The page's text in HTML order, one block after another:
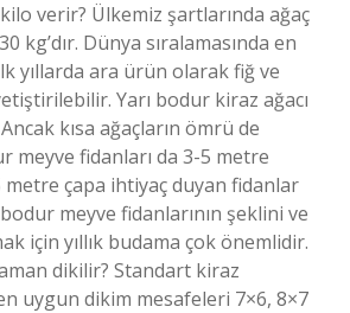
verir? Ülkemiz şartlarında ağaç
kg’dır. Dünya sıralamasında en
yıllarda ara ürün olarak fiğ ve
Yarı bodur kiraz ağacı
kısa ağaçların ömrü de
meyve fidanları da 3-5 metre
metre çapa ihtiyaç duyan fidanlar
bodur meyve fidanlarının şeklini ve
için yıllık budama çok önemlidir.
dikilir? Standart kiraz
uygun dikim mesafeleri 7×6, 8×7